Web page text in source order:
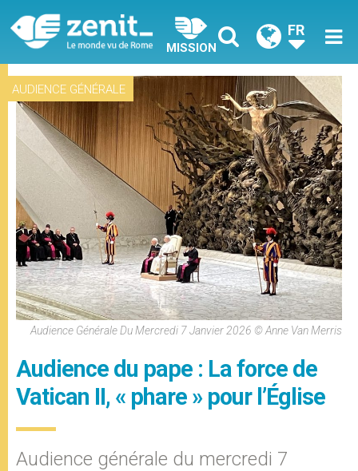
MISSION
FR
AUDIENCE GÉNÉRALE
Audience Générale Du Mercredi 7 Janvier 2026 © Anne Van Merris
Audience du pape : La force de
Vatican II, « phare » pour l’Église
Audience générale du mercredi 7